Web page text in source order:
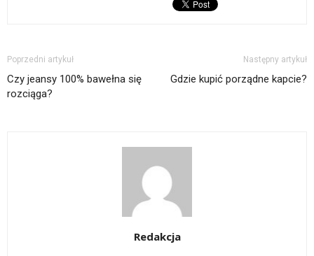
Poprzedni artykuł
Czy jeansy 100% bawełna się
rozciąga?
Następny artykuł
Gdzie kupić porządne kapcie?
Redakcja